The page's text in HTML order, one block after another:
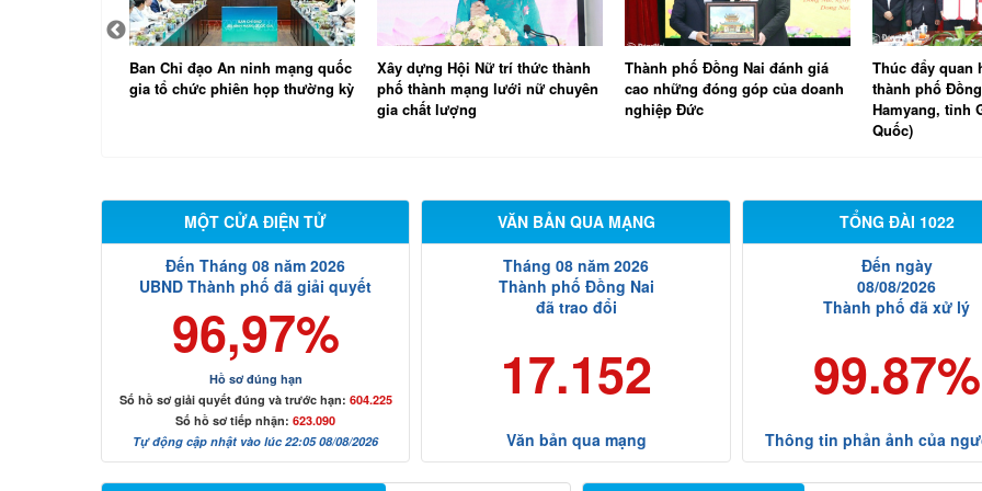
Xây dựng Hội Nữ trí thức thành
phố thành mạng lưới nữ chuyên
Thành phố Đồng Nai đánh giá
cao những đóng góp của doanh
nghiệp Đức
Thúc đẩy quan hệ hợp tác giữa
thành phố Đồng Nai và quận
Hamyang, tỉnh Gyeongnam (Hàn
Đoàn Đại biểu
phố Đồng Nai
không thường
hội khóa XVI
MỘT CỬA ĐIỆN TỬ
Đến Tháng 08 năm 2026
UBND Thành phố đã giải quyết
96,97%
Hồ sơ đúng hạn
Số hồ sơ giải quyết đúng và trước hạn: 604.225
Số hồ sơ tiếp nhận:623.090
Tự động cập nhật vào lúc 22:05 08/08/2026
VĂN BẢN QUA MẠNG
Tháng 08 năm 2026
Thành phố Đồng Nai
đã trao đổi
17.152
Văn bản qua mạng
TỔNG ĐÀI 1022
Đến ngày
08/08/2026
Thành phố đã xử lý
99.87%
Thông tin phản ảnh của